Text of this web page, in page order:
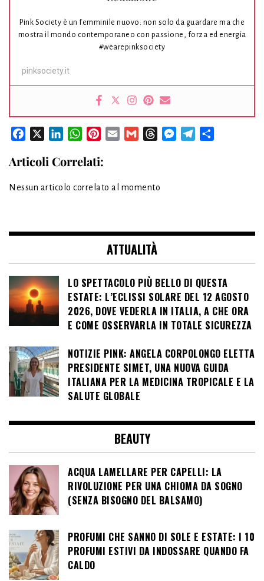
Pink Society è un femminile nuovo: non solo da guardare ma che
mostra il mondo contemporaneo con passione, forza ed energia
#wearepinksociety
pinksociety.it
Facebook LinkedInWhatsAppPinterest
Email Gmail ThreadsMessenger
Telegram
Articoli Correlati:
Nessun articolo correlato al momento
ATTUALITÀ
LO SPETTACOLO PIÙ BELLO DI QUESTA
ESTATE: L’ECLISSI SOLARE DEL 12 AGOSTO
2026, DOVE VEDERLA IN ITALIA, A CHE ORA
E COME OSSERVARLA IN TOTALE SICUREZZA
NOTIZIE PINK: ANGELA CORPOLONGO ELETTA
PRESIDENTE SIMET, UNA NUOVA GUIDA
ITALIANA PER LA MEDICINA TROPICALE E LA
SALUTE GLOBALE
BEAUTY
ACQUA LAMELLARE PER CAPELLI: LA
RIVOLUZIONE PER UNA CHIOMA DA SOGNO
(SENZA BISOGNO DEL BALSAMO)
PROFUMI CHE SANNO DI SOLE E ESTATE: I 10
PROFUMI ESTIVI DA INDOSSARE QUANDO FA
CALDO